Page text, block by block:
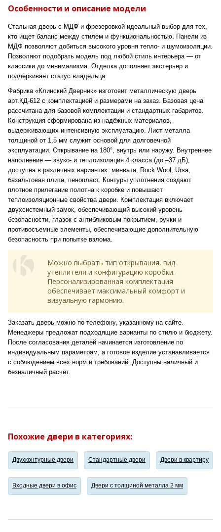
Особенности и описание модели
Стальная дверь с МДФ и фрезеровкой идеальный выбор для тех,
кто ищет баланс между стилем и функциональностью. Панели из
МДФ позволяют добиться высокого уровня тепло- и шумоизоляции.
Позволяют подобрать модель под любой стиль интерьера — от
классики до минимализма. Отделка дополняет экстерьер и
подчёркивает статус владельца.
Фабрика «Клинский Дверник» изготовит металлическую дверь
арт.КД-612 с комплектацией и размерами на заказ. Базовая цена
рассчитана для базовой комплектации и стандартных габаритов.
Конструкция сформирована из надёжных материалов,
выдерживающих интенсивную эксплуатацию. Лист металла
толщиной от 1,5 мм служит основой для долговечной
эксплуатации. Открывание на 180°, внутрь или наружу. Внутреннее
наполнение — звуко- и теплоизоляция 4 класса (до –37 дБ),
доступна в различных вариантах: минвата, Rock Wool, Ursa,
базальтовая плита, пенопласт. Контуры уплотнения создают
плотное прилегание полотна к коробке и повышают
теплоизоляционные свойства двери. Комплектация включает
двухсистемный замок, обеспечивающий высокий уровень
безопасности, глазок с антибликовым покрытием, ручки и
противосъемные элементы, обеспечивающие дополнительную
безопасность при попытке взлома.
Можно выбрать тип открывания, вид
утеплителя и конфигурацию коробки.
Персонализированная комплектация
обеспечивает максимальный комфорт и
визуальную гармонию.
Заказать дверь можно по телефону, указанному на сайте.
Менеджеры предложат подходящие варианты по стилю и бюджету.
После согласования деталей начинается изготовление по
индивидуальным параметрам, а готовое изделие устанавливается
с соблюдением всех норм и требований. Доступны наличный и
безналичный расчёт.
Похожие двери в категориях:
Двухконтурные двери Стандартные двери Двери в квартиру
Входные двери в офис Двери с толщиной металла 2 мм